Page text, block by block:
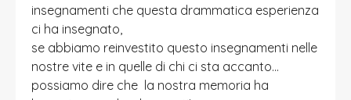
insegnamenti che questa drammatica esperienza
ci ha insegnato,
se abbiamo reinvestito questo insegnamenti nelle
nostre vite e in quelle di chi ci sta accanto...
possiamo dire che la nostra memoria ha